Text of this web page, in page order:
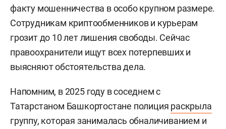
факту мошенничества в особо крупном размере.
Сотрудникам криптообменников и курьерам
грозит до 10 лет лишения свободы. Сейчас
правоохранители ищут всех потерпевших и
выясняют обстоятельства дела.
Напомним, в 2025 году в соседнем с
Татарстаном Башкортостане полиция раскрыла
группу, которая занималась обналичиванием и